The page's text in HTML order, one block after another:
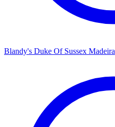
Blandy's Duke Of Sussex Madeira